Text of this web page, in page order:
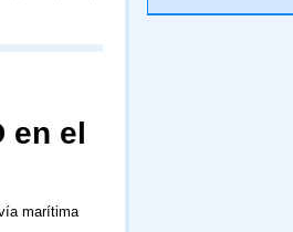
en el
marítima